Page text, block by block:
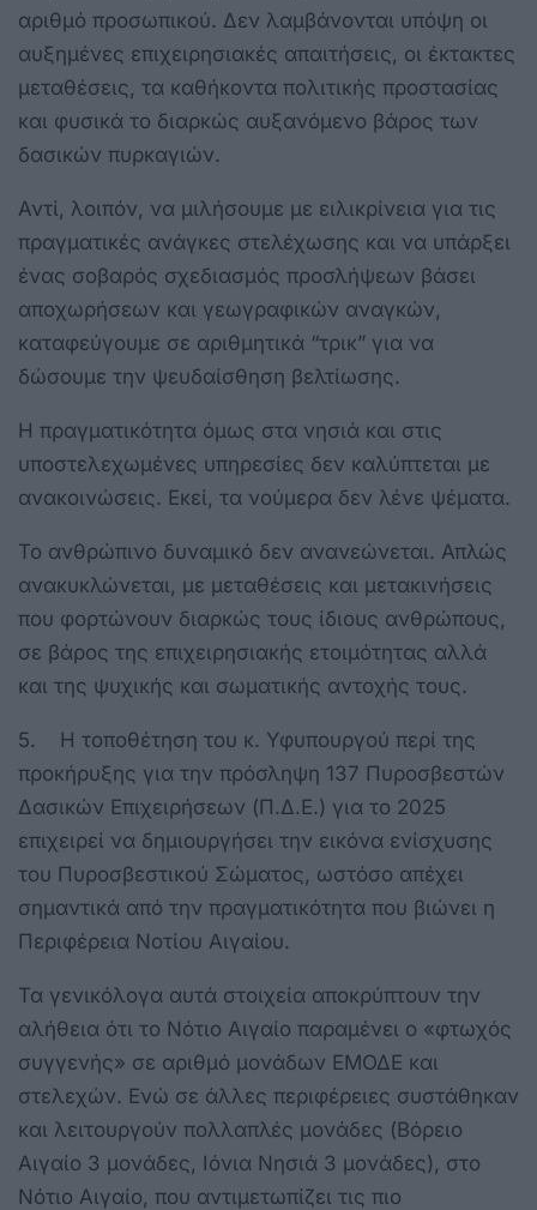
αριθμό προσωπικού. Δεν λαμβάνονται υπόψη οι
αυξημένες επιχειρησιακές απαιτήσεις, οι έκτακτες
μεταθέσεις, τα καθήκοντα πολιτικής προστασίας
και φυσικά το διαρκώς αυξανόμενο βάρος των
δασικών πυρκαγιών.
Αντί, λοιπόν, να μιλήσουμε με ειλικρίνεια για τις
πραγματικές ανάγκες στελέχωσης και να υπάρξει
ένας σοβαρός σχεδιασμός προσλήψεων βάσει
αποχωρήσεων και γεωγραφικών αναγκών,
καταφεύγουμε σε αριθμητικά “τρικ” για να
δώσουμε την ψευδαίσθηση βελτίωσης.
Η πραγματικότητα όμως στα νησιά και στις
υποστελεχωμένες υπηρεσίες δεν καλύπτεται με
ανακοινώσεις. Εκεί, τα νούμερα δεν λένε ψέματα.
Το ανθρώπινο δυναμικό δεν ανανεώνεται. Απλώς
ανακυκλώνεται, με μεταθέσεις και μετακινήσεις
που φορτώνουν διαρκώς τους ίδιους ανθρώπους,
σε βάρος της επιχειρησιακής ετοιμότητας αλλά
και της ψυχικής και σωματικής αντοχής τους.
5. Η τοποθέτηση του κ. Υφυπουργού περί της
προκήρυξης για την πρόσληψη 137 Πυροσβεστών
Δασικών Επιχειρήσεων (Π.Δ.Ε.) για το 2025
επιχειρεί να δημιουργήσει την εικόνα ενίσχυσης
του Πυροσβεστικού Σώματος, ωστόσο απέχει
σημαντικά από την πραγματικότητα που βιώνει η
Περιφέρεια Νοτίου Αιγαίου.
Τα γενικόλογα αυτά στοιχεία αποκρύπτουν την
αλήθεια ότι το Νότιο Αιγαίο παραμένει ο «φτωχός
συγγενής» σε αριθμό μονάδων ΕΜΟΔΕ και
στελεχών. Ενώ σε άλλες περιφέρειες συστάθηκαν
και λειτουργούν πολλαπλές μονάδες (Βόρειο
Αιγαίο 3 μονάδες, Ιόνια Νησιά 3 μονάδες), στο
Νότιο Αιγαίο, που αντιμετωπίζει τις πιο